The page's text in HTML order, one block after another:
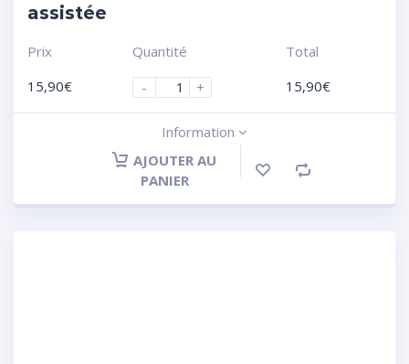
assistée
Prix
15,90€
Quantité
-
+
Total
15,90€
Information
AJOUTER AU
PANIER